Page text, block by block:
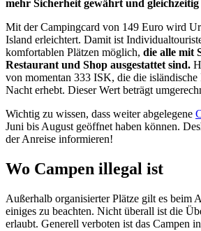
mehr Sicherheit gewährt und
Mit der Campingcard von 149 Euro wird
Island erleichtert. Damit ist
komfortablen Plätzen möglich, die alle mit
Restaurant und Shop ausgestattet sind.
von momentan 333 ISK, die die
Nacht erhebt. Dieser Wert beträgt
Wichtig zu wissen, dass weiter abgelegene
Juni bis August geöffnet haben können.
der Anreise informieren!
Wo Campen illegal ist
Außerhalb organisierter Plätze gilt es beim
einiges zu beachten. Nicht überall ist die
erlaubt. Generell verboten ist das Campen